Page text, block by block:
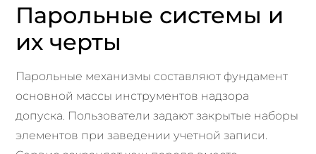
Парольные системы и
их черты
Парольные механизмы составляют фундамент
основной массы инструментов надзора
допуска. Пользователи задают закрытые наборы
элементов при заведении учетной записи.